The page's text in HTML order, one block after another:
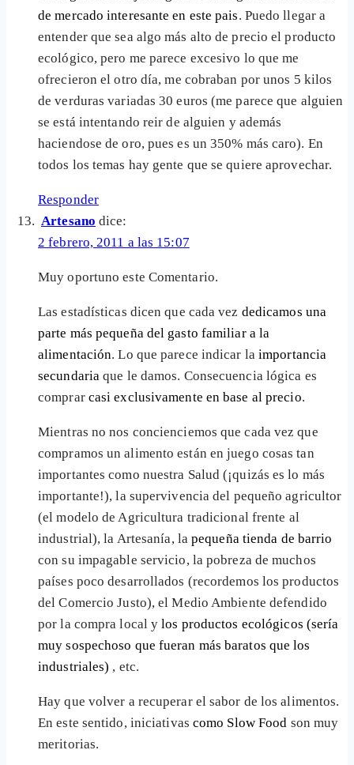
de mercado interesante en este pais. Puedo llegar a
entender que sea algo más alto de precio el producto
ecológico, pero me parece excesivo lo que me
ofrecieron el otro día, me cobraban por unos 5 kilos
de verduras variadas 30 euros (me parece que alguien
se está intentando reir de alguien y además
haciendose de oro, pues es un 350% más caro). En
todos los temas hay gente que se quiere aprovechar.
Responder
Artesano dice:
2 febrero, 2011 a las 15:07
Muy oportuno este Comentario.
Las estadísticas dicen que cada vez dedicamos una
parte más pequeña del gasto familiar a la
alimentación. Lo que parece indicar la importancia
secundariaque le damos. Consecuencia lógica es
comprar casi exclusivamente en base al precio.
Mientras no nos concienciemos que cada vez que
compramos un alimento están en juego cosas tan
importantes como nuestra Salud (¡quizás es lo más
importante!), la supervivencia del pequeño agricultor
(el modelo de Agricultura tradicional frente al
industrial), la Artesanía, lapequeña tienda de barrio
con su impagable servicio, la pobreza de muchos
países poco desarrollados (recordemos los productos
del Comercio Justo), el Medio Ambiente defendido
por la compra local y los productos ecológicos (sería
muy sospechoso que fueran más baratos que los
industriales) , etc.
Hay que volver a recuperar el sabor de los alimentos.
En este sentido, iniciativas como Slow Food son muy
meritorias.